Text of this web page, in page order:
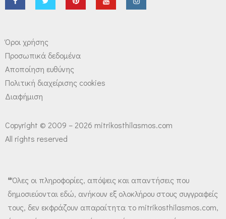
Όροι χρήσης
Προσωπικά δεδομένα
Αποποίηση ευθύνης
Πολιτική διαχείρισης cookies
Διαφήμιση
Copyright © 2009 – 2026 mitrikosthilasmos.com
All rights reserved
❝Όλες οι πληροφορίες, απόψεις και απαντήσεις που
δημοσιεύονται εδώ, ανήκουν εξ ολοκλήρου στους συγγραφείς
τους, δεν εκφράζουν απαραίτητα το mitrikosthilasmos.com,